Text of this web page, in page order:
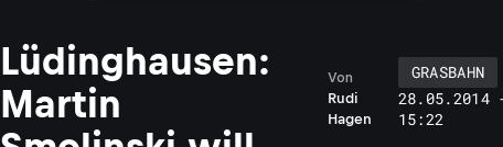
Lüdinghausen:
Martin
Rudi
Hagen
Von
GRASBAHN
28.05.2014
15:22